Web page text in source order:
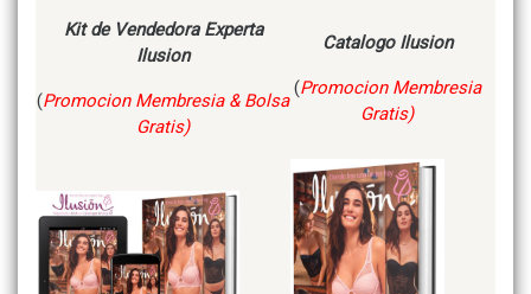
Kit de Vendedora Experta
Ilusion
(Promocion Membresia & Bolsa
Gratis)
Catalogo Ilusion
(Promocion Membresia
Gratis)